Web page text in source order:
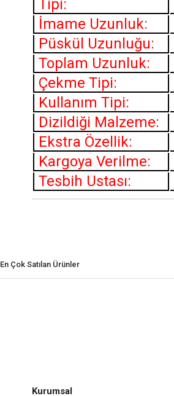
Tipi:
İmame Uzunluk:
Püskül Uzunluğu:
Toplam Uzunluk:
Çekme Tipi:
Kullanım Tipi:
Dizildiği Malzeme:
Ekstra Özellik:
Kargoya Verilme:
Tesbih Ustası:
En Çok Satılan Ürünler
Kurumsal